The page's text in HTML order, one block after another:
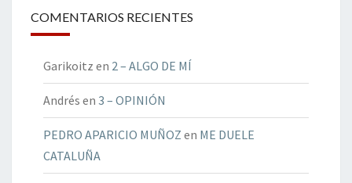
COMENTARIOS RECIENTES
Garikoitz en 2 – ALGO DE MÍ
Andrés en 3 – OPINIÓN
PEDRO APARICIO MUÑOZ en ME DUELE
CATALUÑA